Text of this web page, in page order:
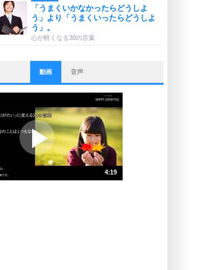
「うまくいかなかったらどうしよ
う」より「うまくいったらどうしよ
う」。
心が軽くなる30の言葉
ストレス対策
他人と比べない。
いっそのこと、他人を見ない。
プラス思考
ポジティブになれない原因は、行動
しないから。
ポジティブ思考になる30の方法
ストレス対策
動画 音声
4:19